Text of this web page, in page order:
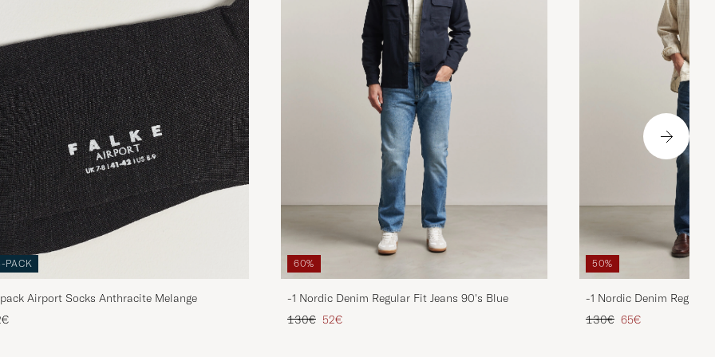
PACK
Airport Socks Anthracite Melange
60%
-1 Nordic Denim Regular Fit Jeans 90's Blue
Regulärer Preis
130€ Reduzierter Preis
52€
50%
-1 Nordic Denim Regular
Regulärer Preis
130€ Reduzierter Preis
65€